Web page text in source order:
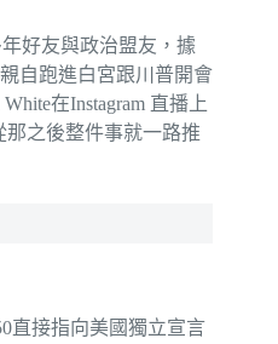
好友與政治盟友，據
自跑進白宮跟川普開會
在Instagram 直播上
之後整件事就一路推
直接指向美國獨立宣言